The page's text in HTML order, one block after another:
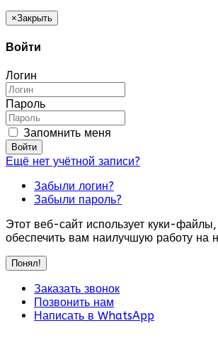
×Закрыть
Войти
Логин
Пароль
Запомнить меня
Войти
Ещё нет учётной записи?
Забыли логин?
Забыли пароль?
Этот веб-сайт использует куки-
обеспечить вам наилучшую работу на
Понял!
Заказать звонок
Позвонить нам
Написать в WhatsApp